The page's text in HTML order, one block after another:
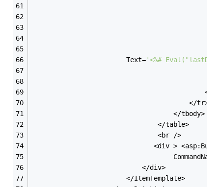
                        Text=
'<%#
</
                                        </tr>
                                    </tbody>
                                </table>
                                <br />
<div >
                            </div>
                        </ItemTemplate>